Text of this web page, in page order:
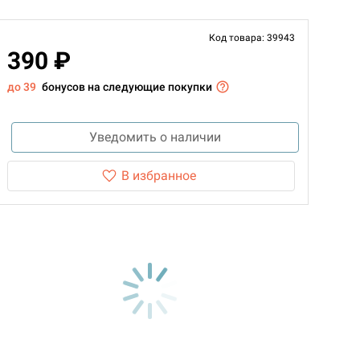
Код товара: 39943
390 ₽
до 39 бонусов на следующие покупки
Уведомить о наличии
В избранное